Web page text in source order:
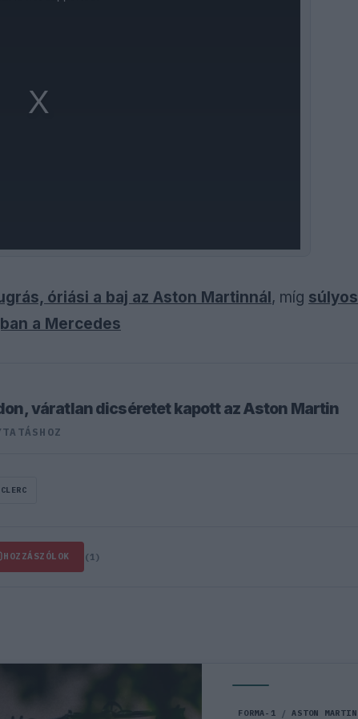
óriási a baj az Aston Martinnál, míg súlyos
a Mercedes
váratlan dicséretet kapott az Aston Martin
HOZZÁSZÓLOK (1)
FORMA-1 / ASTON MARTIN